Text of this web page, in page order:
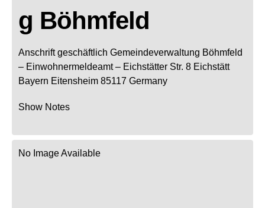
g Böhmfeld
Anschrift geschäftlich Gemeindeverwaltung Böhmfeld
– Einwohnermeldeamt – Eichstätter Str. 8 Eichstätt
Bayern Eitensheim 85117 Germany
Show Notes
No Image Available